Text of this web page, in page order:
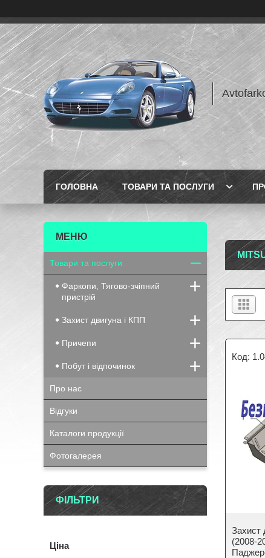
ГОЛОВНА ТОВАРИ ТА ПОСЛУГИ
Захист
(2008-
Товари та послуги
Фаркопи, Тягово-зчіпний
пристрій
Захист двигуна і КПП
Причепи
Побут і відпочинок
Про нас
Відгуки
Каталоги продукції
Фотогалерея
ФІЛЬТРИ
Ціна